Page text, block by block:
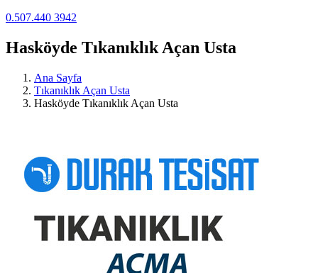
0.507.440 3942
Hasköyde Tıkanıklık Açan Usta
Ana Sayfa
Tıkanıklık Açan Usta
Hasköyde Tıkanıklık Açan Usta